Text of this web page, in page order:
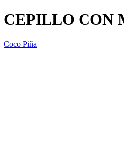
CEPILLO CON
Coco Piña